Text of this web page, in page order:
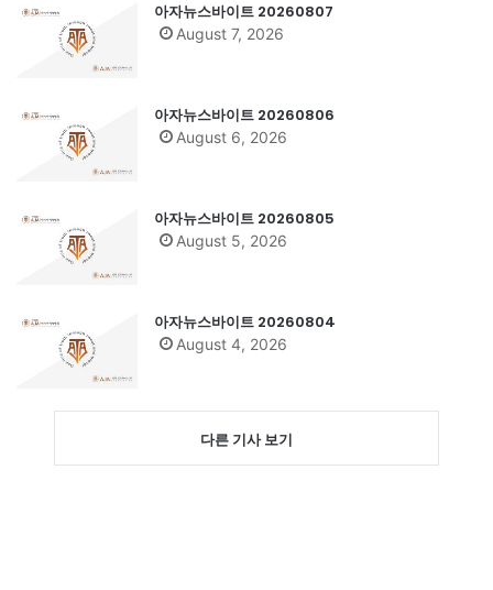
아자뉴스바이트 20260807
August 7, 2026
아자뉴스바이트 20260806
August 6, 2026
아자뉴스바이트 20260805
August 5, 2026
아자뉴스바이트 20260804
August 4, 2026
다른 기사 보기